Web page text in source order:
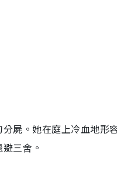
屍。她在庭上冷血地形
三舍。